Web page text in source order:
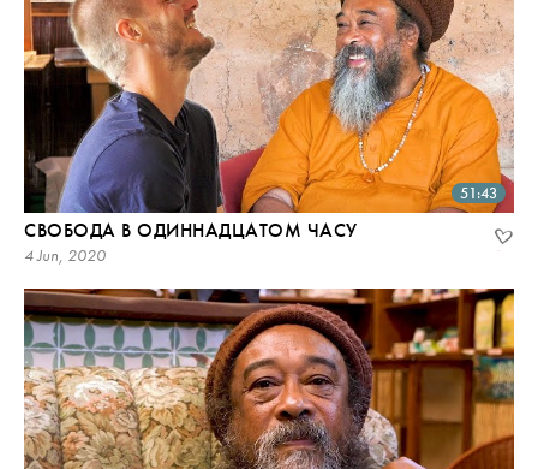
51:43
СВОБОДА В ОДИННАДЦАТОМ ЧАСУ
4 Jun, 2020